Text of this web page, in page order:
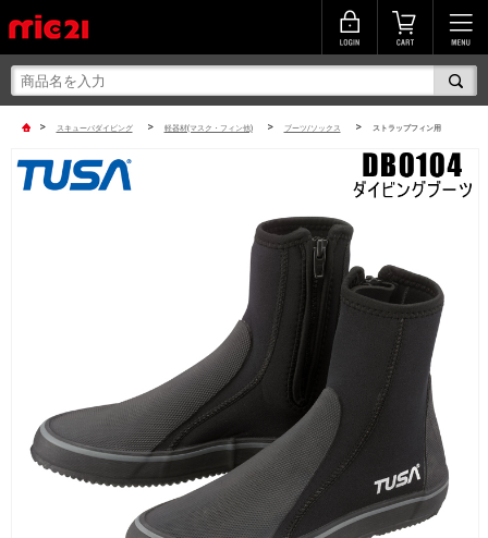
> スキューバダイビング > 軽器材(マスク・フィン他) > ブーツ/ソックス > ストラップフィン用